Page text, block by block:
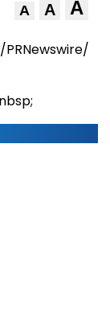
A A A
/PRNewswire/